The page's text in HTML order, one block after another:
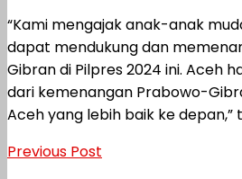
“Kami mengajak anak-anak
dapat mendukung dan
Gibran di Pilpres 2024 ini. Aceh
dari kemenangan Prabowo-
Aceh yang lebih baik ke depan,”
Previous Post